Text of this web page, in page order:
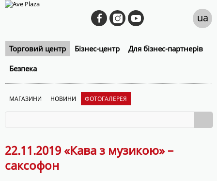
Торговий центр Бізнес-центр Для бізнес-партнерів
Безпека
ua
МАГАЗИНИ НОВИНИ ФОТОГАЛЕРЕЯ
22.11.2019 «Кава з музикою» –
саксофон